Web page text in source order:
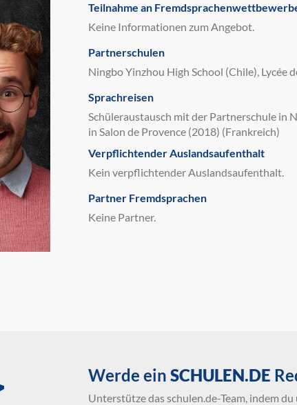
Teilnahme an
Keine Informationen zum Angebot.
Partnerschulen
Ningbo Yinzhou High School (Chile), Lycée
Sprachreisen
Schüleraustausch mit der Partnerschule in
in Salon de Provence (2018) (Frankreich)
Verpflichtender Auslandsaufenthalt
Kein verpflichtender Auslandsaufenthalt.
Partner Fremdsprachen
Keine Partner.
Werde ein SCHULEN.DE
Unterstütze das schulen.de-Team, indem